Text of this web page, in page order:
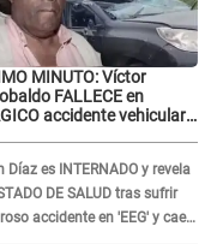
MINUTO: Víctor
FALLECE en
accidente vehicular
Díaz es INTERNADO y revela
DE SALUD tras sufrir
accidente en 'EEG' y caer